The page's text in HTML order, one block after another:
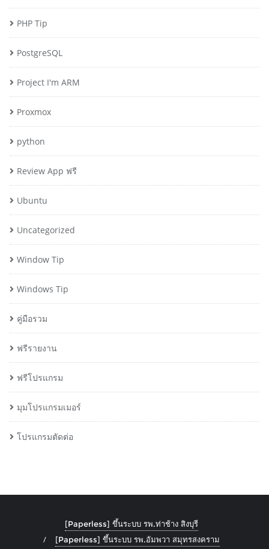
PHP Tip
PostgreSQL
Project I'm ARM
Proxmox
python
Review App ฟรี
Ubuntu
Uncategorized
Window Tip
Windows Tip
คู่มือรวม
ฟรีรายงาน
ฟรีโปรแกรม
มุมโปรแกรมเมอร์
โปรแกรมตัดต่อ
[Paperless] ขึ้นระบบ รพ.ท่าช้าง สิงบุรี
[Paperless] ขึ้นระบบ รพ.อัมพวา สมุทรสงคราม